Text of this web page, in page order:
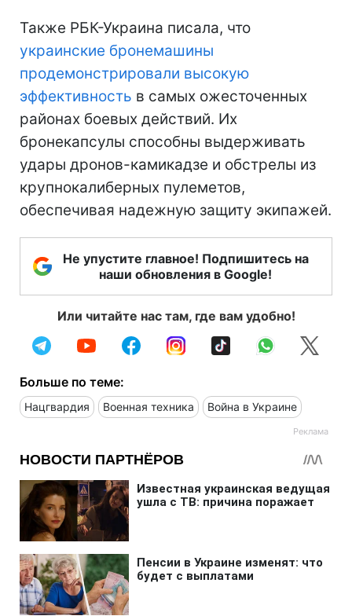
Также РБК-Украина писала, что
украинские бронемашины
продемонстрировали высокую
эффективность в самых ожесточенных
районах боевых действий. Их
бронекапсулы способны выдерживать
удары дронов-камикадзе и обстрелы из
крупнокалиберных пулеметов,
обеспечивая надежную защиту экипажей.
Не упустите главное! Подпишитесь на
наши обновления в Google!
Или читайте нас там, где вам удобно!
Больше по теме:
Нацгвардия Военная техника Война в Украине